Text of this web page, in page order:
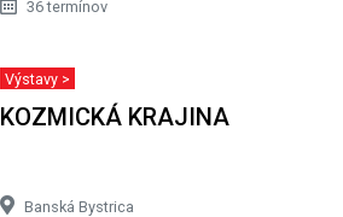
36 termínov
Výstavy >
KOZMICKÁ KRAJINA
Banská Bystrica